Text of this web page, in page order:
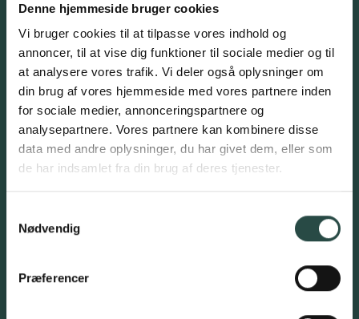
Denne hjemmeside bruger cookies
Vi bruger cookies til at tilpasse vores indhold og
annoncer, til at vise dig funktioner til sociale medier og til
at analysere vores trafik. Vi deler også oplysninger om
din brug af vores hjemmeside med vores partnere inden
for sociale medier, annonceringspartnere og
analysepartnere. Vores partnere kan kombinere disse
data med andre oplysninger, du har givet dem, eller som
de har indsamlet fra din brug af deres tjenester.
Nødvendig
Præferencer
Tilmeld interesseliste for
kommende
investeringsmuligheder,
nyhedsbreve mv.